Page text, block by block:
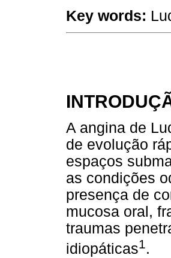
Key words:
A angina de
de evolução
espaços
as condições
presença de
mucosa oral,
traumas
idiopáticas1.